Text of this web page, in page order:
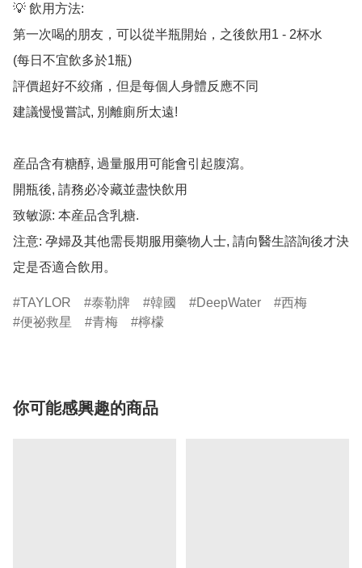
💡 飲用方法:
第一次喝的朋友，可以從半瓶開始，之後飲用1 - 2杯水
(每日不宜飲多於1瓶)
評價超好不絞痛，但是每個人身體反應不同
建議慢慢嘗試, 別離廁所太遠!
産品含有糖醇, 過量服用可能會引起腹瀉。
開瓶後, 請務必冷藏並盡快飲用
致敏源: 本産品含乳糖.
注意: 孕婦及其他需長期服用藥物人士, 請向醫生諮詢後才決
定是否適合飲用。
TAYLOR 泰勒牌 韓國 DeepWater
西梅
便祕救星
青梅 檸檬
你可能感興趣的商品